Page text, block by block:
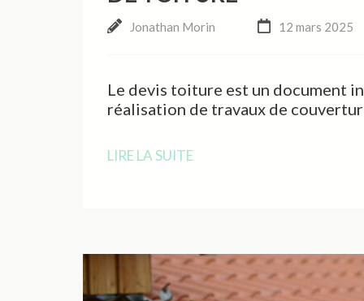
Jonathan Morin 12 mars 2025
Le devis toiture est un document
réalisation de travaux de
LIRE LA SUITE